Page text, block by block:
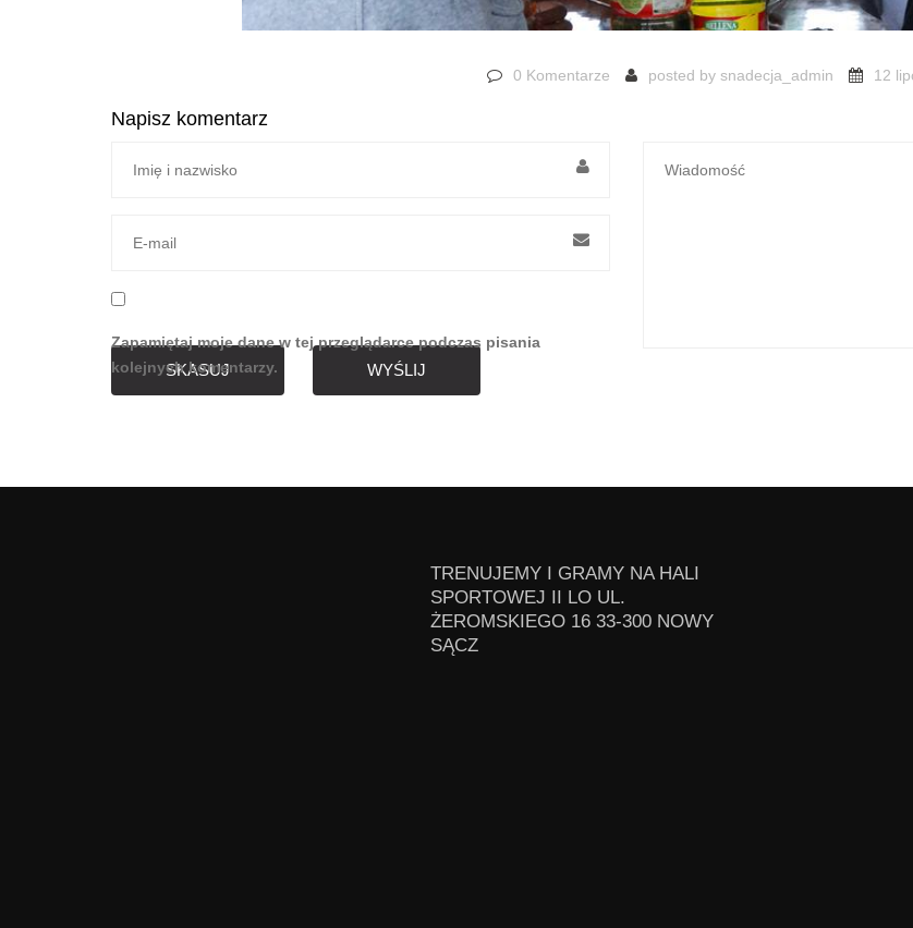
0 Komentarze posted by snadecja_admin 12
Napisz komentarz
Zapamiętaj moje dane w tej przeglądarce podczas pisania
kolejnych komentarzy.
SKASUJ WYŚLIJ
TRENUJEMY I GRAMY NA HALI
SPORTOWEJ II LO UL.
ŻEROMSKIEGO 16 33-300 NOWY
SĄCZ